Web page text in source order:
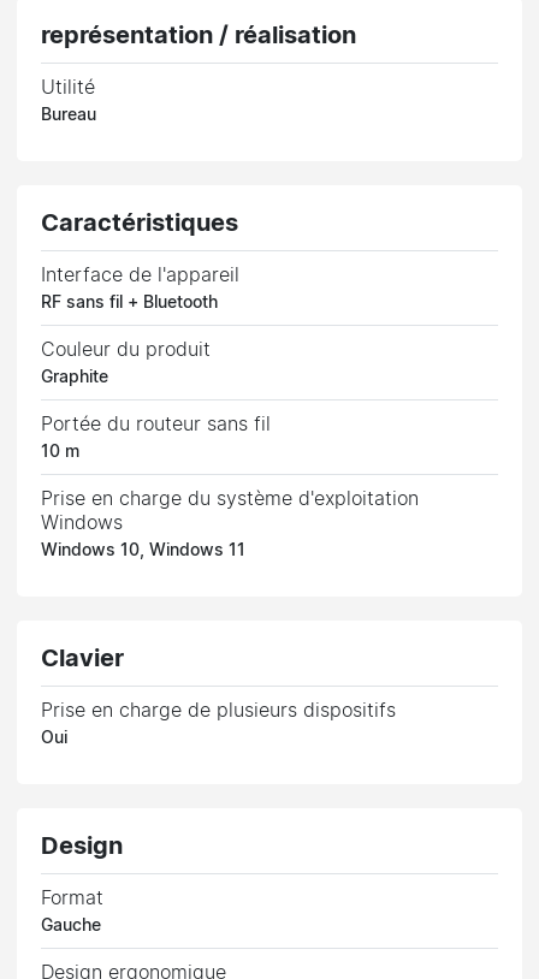
représentation / réalisation
Utilité
Bureau
Caractéristiques
Interface de l'appareil
RF sans fil + Bluetooth
Couleur du produit
Graphite
Portée du routeur sans fil
10 m
Prise en charge du système d'exploitation
Windows
Windows 10, Windows 11
Clavier
Prise en charge de plusieurs dispositifs
Oui
Design
Format
Gauche
Design ergonomique